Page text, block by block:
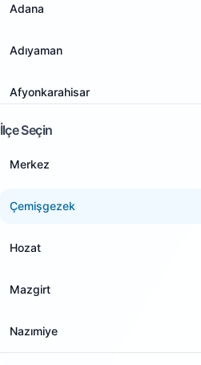
Adana
Adıyaman
Afyonkarahisar
Ağrı
Ankara
Artvin
İlçe Seçin
Merkez
Çemişgezek
Hozat
Mazgirt
Nazımiye